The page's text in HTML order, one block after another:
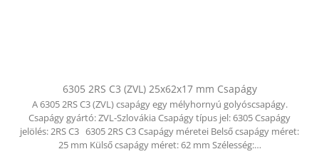
6305 2RS C3 (ZVL) 25x62x17 mm Csapágy
A 6305 2RS C3 (ZVL) csapágy egy mélyhornyú golyóscsapágy.
Csapágy gyártó: ZVL-Szlovákia Csapágy típus jel: 6305 Csapágy
jelölés: 2RS C3 6305 2RS C3 Csapágy méretei Belső csapágy méret:
25 mm Külső csapágy méret: 62 mm Szélesség:…